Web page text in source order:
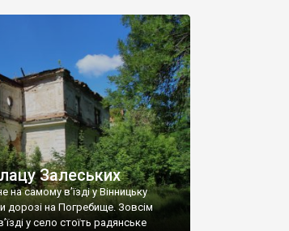
хрестами. Всі епітафії, які
церковнослов’янською
ознаками – цвинтар
19 століттям. У 1924-1940
Залеських
самому в’їзді у Вінницьку
дорозі на Погребище. Зовсім
у село стоїть радянське